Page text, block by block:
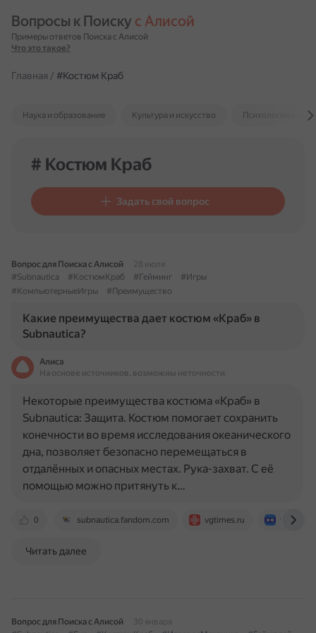
Вопросы к Поиску с Алисой
Примеры ответов Поиска с Алисой
Что это такое?
Главная / #Костюм Краб
Наука и образование Культура и искусство Психология и
# Костюм Краб
Задать свой вопрос
Вопрос для Поиска с Алисой
28 июля
#Subnautica
#КостюмКраб #Гейминг
#Игры
#КомпьютерныеИгры
#Преимущество
Какие преимущества дает костюм «Краб» в
Subnautica?
Алиса
На основе источников, возможны неточности
0 subnautica.fandom.com vgtimes.ru vkplay.ru
Некоторые преимущества костюма «Краб» в
Subnautica: Защита. Костюм помогает сохранить
конечности во время исследования океанического
дна, позволяет безопасно перемещаться в
отдалённых и опасных местах. Рука-захват. С её
помощью можно притянуть к…
Читать далее
Вопрос для Поиска с Алисой
30 января